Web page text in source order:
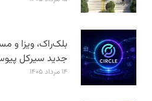
بلک‌راک، ویزا و
جدید سیرکل
۱۴ مرداد ۱۴۰۵